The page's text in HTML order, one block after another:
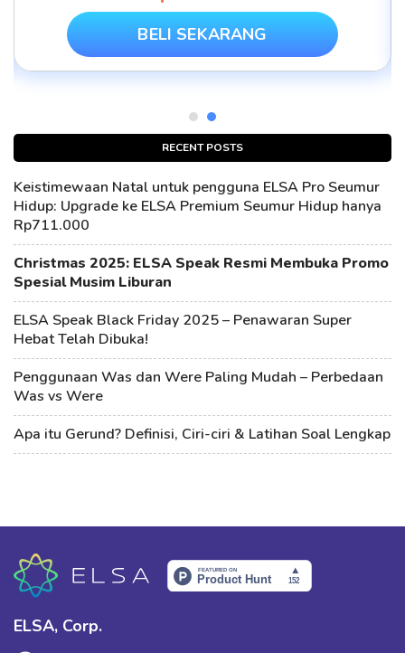
RECENT POSTS
Keistimewaan Natal untuk pengguna ELSA Pro Seumur
Hidup: Upgrade ke ELSA Premium Seumur Hidup hanya
Rp711.000
Christmas 2025: ELSA Speak Resmi Membuka Promo
Spesial Musim Liburan
ELSA Speak Black Friday 2025 – Penawaran Super
Hebat Telah Dibuka!
Penggunaan Was dan Were Paling Mudah – Perbedaan
Was vs Were
Apa itu Gerund? Definisi, Ciri-ciri & Latihan Soal Lengkap
BELI SEKARANG
ELSA, Corp.